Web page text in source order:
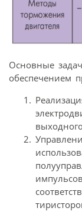
Основные
обеспечением